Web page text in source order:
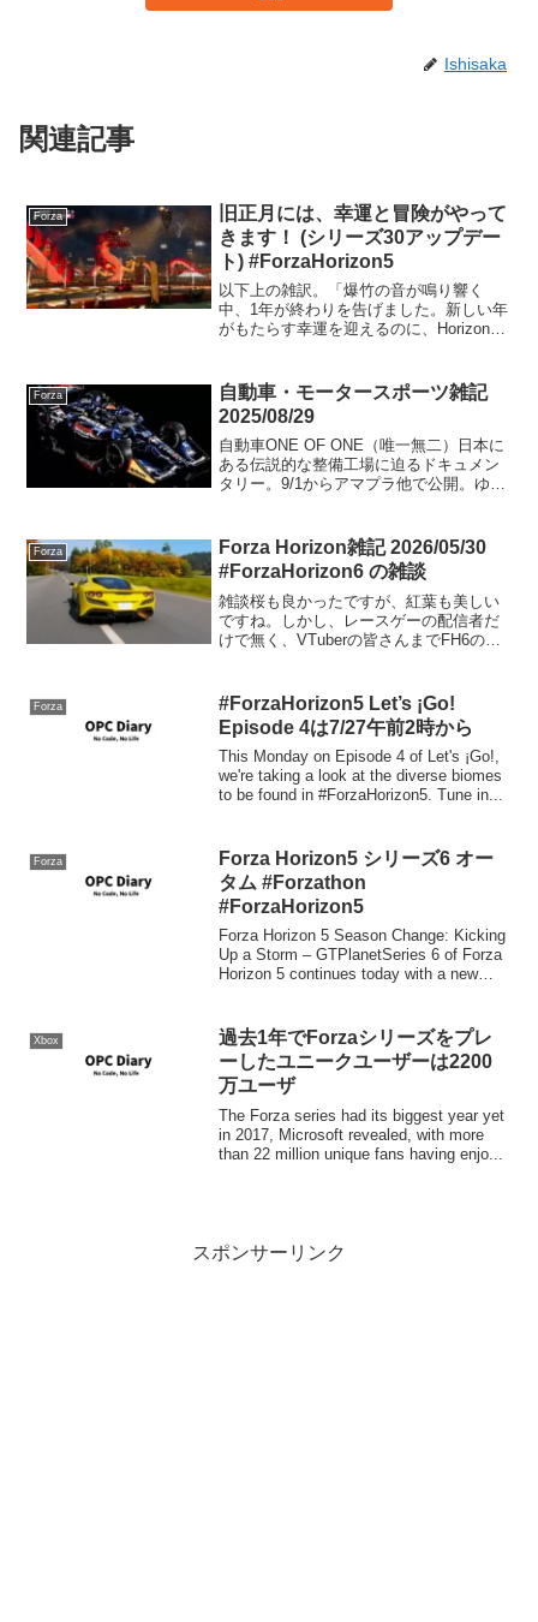
Ishisaka
関連記事
Forza
旧正月には、幸運と冒険がやって
きます！ (シリーズ30アップデー
ト) #ForzaHorizon5
以下上の雑訳。「爆竹の音が鳴り響く
中、1年が終わりを告げました。新しい年
がもたらす幸運を迎えるのに、Horizon
ティバルでは、この新しい月のサイクル
を祝う...
Forza
自動車・モータースポーツ雑記
2025/08/29
自動車ONE OF ONE（唯一無二）日本に
ある伝説的な整備工場に迫るドキュメン
タリー。9/1からアマプラ他で公開。ゆっ
ーで最終戦へ。インデ...
Forza
Forza Horizon雑記 2026/05/30
#ForzaHorizon6 の雑談
雑談桜も良かったですが、紅葉も美しい
ですね。しかし、レースゲーの配信者だ
けで無く、VTuberの皆さんまでFH6の配
います。不具合対応現在開催中のフェス
ティバルプ...
Forza
#ForzaHorizon5 Let’s ¡Go!
Episode 4は7/27午前2時から
This Monday on Episode 4 of Let's ¡Go!,
we're taking a look at the diverse biomes
to be found in #ForzaHorizon5. Tune in...
Forza
Forza Horizon5 シリーズ6 オー
タム #Forzathon
#ForzaHorizon5
Forza Horizon 5 Season Change: Kicking
Up a Storm – GTPlanetSeries 6 of Forza
Horizon 5 continues today with a new
Xbox
過去1年でForzaシリーズをプレ
ーしたユニークユーザーは2200
万ユーザ
The Forza series had its biggest year yet
in 2017, Microsoft revealed, with more
than 22 million unique fans having enjo...
スポンサーリンク